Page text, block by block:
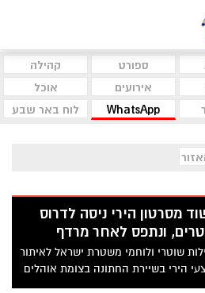
ספורט
קהילה
אירועים
אוכל
WhatsApp לוח באר שבע
מסרטון הירי ניסה לדרוס
ונתפס לאחר מרדף
שוטרי ולוחמי משטרת ישראל לאיתור
הירי בשיירת החתונה בצומת אוהלים
שאירע לפני כעשרה ימים נמשכת כל